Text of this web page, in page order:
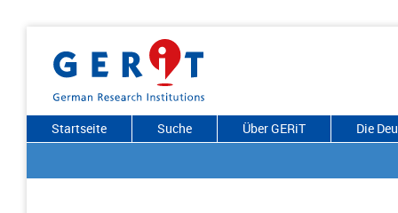
Startseite Suche Über GERiT Die